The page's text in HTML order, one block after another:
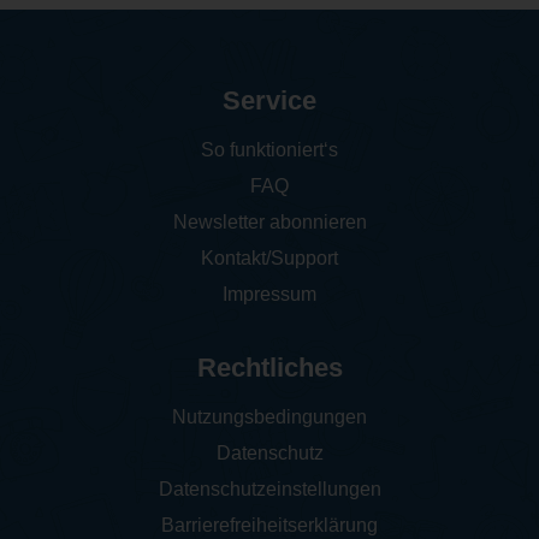
Service
So funktioniert‘s
FAQ
Newsletter abonnieren
Kontakt/Support
Impressum
Rechtliches
Nutzungsbedingungen
Datenschutz
Datenschutzeinstellungen
Barrierefreiheitserklärung